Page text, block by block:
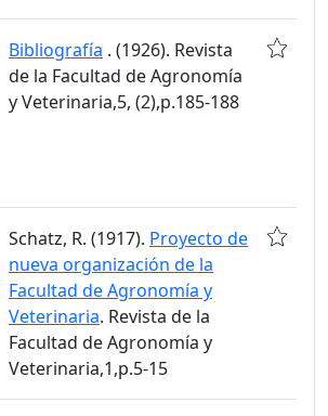
Bibliografía . (1926). Revista
de la Facultad de Agronomía
y Veterinaria,5, (2),p.185-188
Schatz, R. (1917). Proyecto de
nueva organización de la
Facultad de Agronomía y
Veterinaria. Revista de la
Facultad de Agronomía y
Veterinaria,1,p.5-15